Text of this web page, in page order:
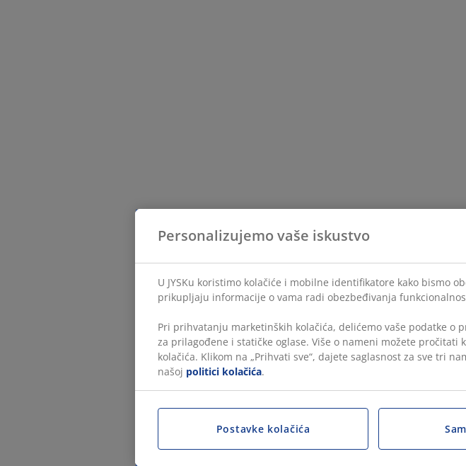
Personalizujemo vaše iskustvo
U JYSKu koristimo kolačiće i mobilne identifikatore kako bismo
prikupljaju informacije o vama radi obezbeđivanja
Pri prihvatanju marketinških kolačića, delićemo vaše podatke o
za prilagođene i statičke oglase. Više o nameni možete
kolačića. Klikom na „Prihvati sve“, dajete saglasnost za sve tri
našoj politici kolačića.
Postavke kolačića